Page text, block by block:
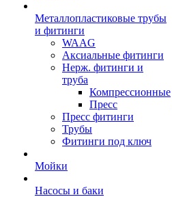
Металлопластиковые трубы
и фитинги
WAAG
Аксиальные фитинги
Нерж. фитинги и
труба
Компрессионные
Пресс
Пресс фитинги
Трубы
Фитинги под ключ
Мойки
Насосы и баки